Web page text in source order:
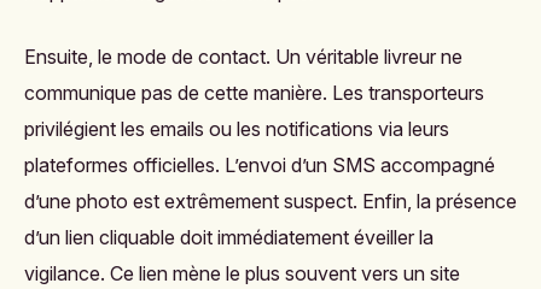
Ensuite, le mode de contact. Un véritable livreur ne
communique pas de cette manière. Les transporteurs
privilégient les emails ou les notifications via leurs
plateformes officielles. L’envoi d’un SMS accompagné
d’une photo est extrêmement suspect. Enfin, la présence
d’un lien cliquable doit immédiatement éveiller la
vigilance. Ce lien mène le plus souvent vers un site